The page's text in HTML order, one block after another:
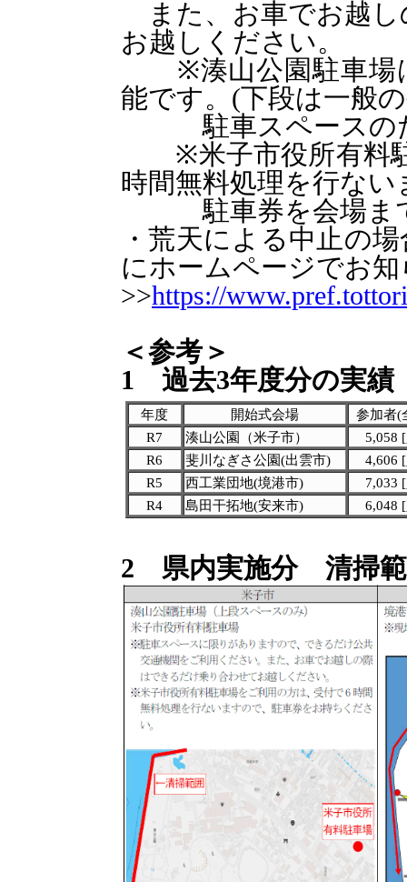
また、お車でお越し
お越しください。
※湊山公園駐車場
能です。(下段は一般
駐車スペースの
※米子市役所有料駐
時間無料処理を行ない
駐車券を会場まで
・荒天による中止の
にホームページでお
>>https://
＜参考＞
1 過去3年度分の実績
年度 開始式会場
参加者(
R7
湊山公園（米子市）
5,058
R6
斐川なぎさ公園(出雲市)
4,606
R5
西工業団地(境港市)
7,033
R4
島田干拓地(安来市) 6,048
2 県内実施分 清掃範